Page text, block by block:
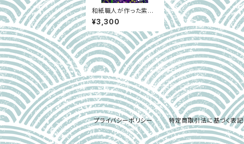
和紙職人が作った紫式
部花酵母のCRAFT BE
ER 4本SET
¥3,300
プライバシーポリシー 特定商取引法に基づく表記